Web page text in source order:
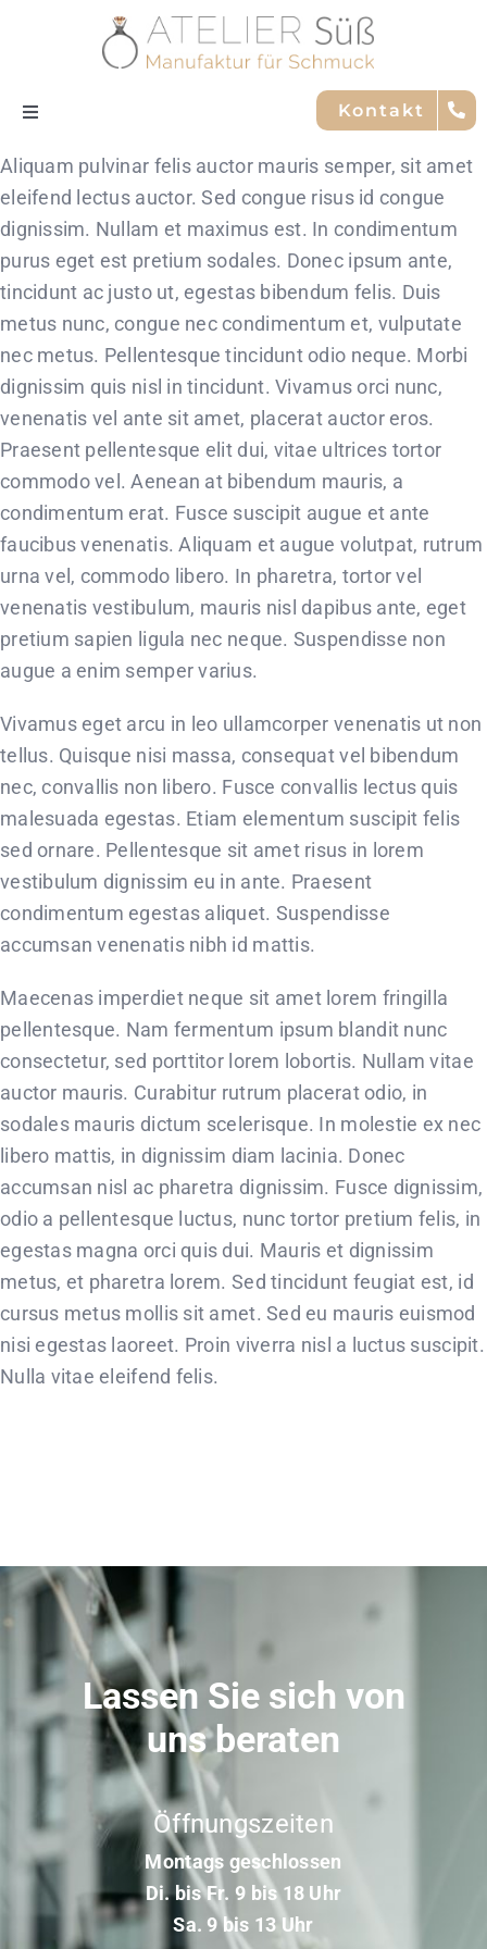
Toggle
Nachhaltigkeit
Trauringe
Marken
Team
Kontakt
Aliquam pulvinar felis auctor mauris semper, sit amet
eleifend lectus auctor. Sed congue risus id congue
dignissim. Nullam et maximus est. In condimentum
purus eget est pretium sodales. Donec ipsum ante,
tincidunt ac justo ut, egestas bibendum felis. Duis
metus nunc, congue nec condimentum et, vulputate
nec metus. Pellentesque tincidunt odio neque. Morbi
dignissim quis nisl in tincidunt. Vivamus orci nunc,
venenatis vel ante sit amet, placerat auctor eros.
Praesent pellentesque elit dui, vitae ultrices tortor
commodo vel. Aenean at bibendum mauris, a
condimentum erat. Fusce suscipit augue et ante
faucibus venenatis. Aliquam et augue volutpat, rutrum
urna vel, commodo libero. In pharetra, tortor vel
venenatis vestibulum, mauris nisl dapibus ante, eget
pretium sapien ligula nec neque. Suspendisse non
augue a enim semper varius.
Vivamus eget arcu in leo ullamcorper venenatis ut non
tellus. Quisque nisi massa, consequat vel bibendum
nec, convallis non libero. Fusce convallis lectus quis
malesuada egestas. Etiam elementum suscipit felis
sed ornare. Pellentesque sit amet risus in lorem
vestibulum dignissim eu in ante. Praesent
condimentum egestas aliquet. Suspendisse
accumsan venenatis nibh id mattis.
Maecenas imperdiet neque sit amet lorem fringilla
pellentesque. Nam fermentum ipsum blandit nunc
consectetur, sed porttitor lorem lobortis. Nullam vitae
auctor mauris. Curabitur rutrum placerat odio, in
sodales mauris dictum scelerisque. In molestie ex nec
libero mattis, in dignissim diam lacinia. Donec
accumsan nisl ac pharetra dignissim. Fusce dignissim,
odio a pellentesque luctus, nunc tortor pretium felis, in
egestas magna orci quis dui. Mauris et dignissim
metus, et pharetra lorem. Sed tincidunt feugiat est, id
cursus metus mollis sit amet. Sed eu mauris euismod
nisi egestas laoreet. Proin viverra nisl a luctus suscipit.
Nulla vitae eleifend felis.
Lassen Sie sich von
uns beraten
Öffnungszeiten
Montags geschlossen
Di. bis Fr. 9 bis 18 Uhr
Sa. 9 bis 13 Uhr